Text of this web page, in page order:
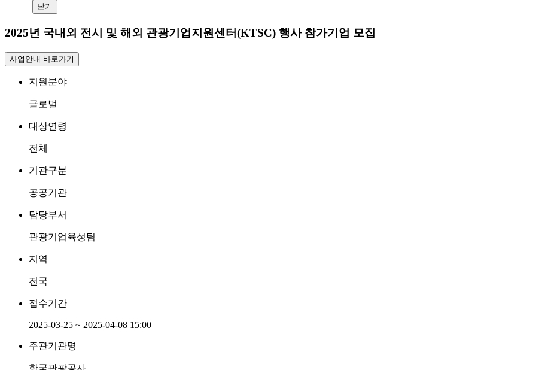
닫기
2025년 국내외 전시 및 해외 관광기업지원센터(KTSC) 행사 참가기업 모집
사업안내 바로가기
지원분야
글로벌
대상연령
전체
기관구분
공공기관
담당부서
관광기업육성팀
지역
전국
접수기간
2025-03-25 ~ 2025-04-08 15:00
주관기관명
한국관광공사